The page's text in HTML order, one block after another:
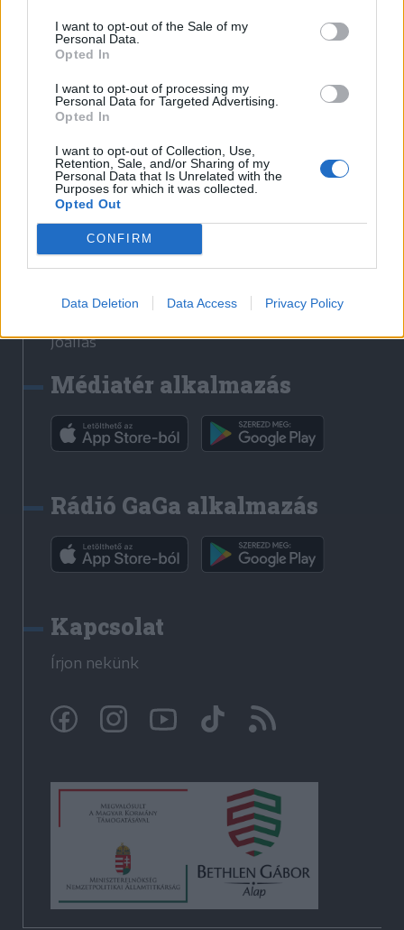
I want to opt-out of the Sale of my
Personal Data.
Opted In
I want to opt-out of processing my
Personal Data for Targeted Advertising.
Opted In
I want to opt-out of Collection, Use,
Retention, Sale, and/or Sharing of my
Personal Data that Is Unrelated with the
Purposes for which it was collected.
Opted Out
CONFIRM
Data Deletion Data Access Privacy Policy
Sütibeállítások
Médiatér
Székely Sport
Liget
Bihari Napló
Erdélyi Napló
Főtér
Jóállás
Médiatér alkalmazás
Rádió GaGa alkalmazás
Kapcsolat
Írjon nekünk